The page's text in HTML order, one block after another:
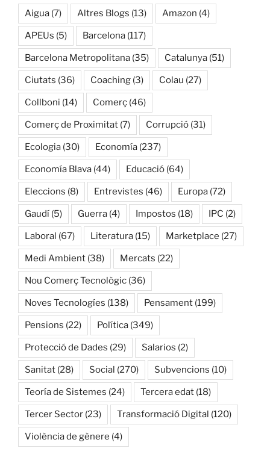
Aigua (7) Altres Blogs (13) Amazon (4)
APEUs (5) Barcelona (117)
Barcelona Metropolitana (35) Catalunya (51)
Ciutats (36) Coaching (3) Colau (27)
Collboni (14) Comerç (46)
Comerç de Proximitat (7) Corrupció (31)
Ecologia (30) Economía (237)
Economía Blava (44) Educació (64)
Eleccions (8) Entrevistes (46) Europa (72)
Gaudí (5) Guerra (4) Impostos (18) IPC (2)
Laboral (67) Literatura (15) Marketplace (27)
Medi Ambient (38) Mercats (22)
Nou Comerç Tecnològic (36)
Noves Tecnologíes (138) Pensament (199)
Pensions (22) Política (349)
Protecció de Dades (29) Salarios (2)
Sanitat (28) Social (270) Subvencions (10)
Teoría de Sistemes (24) Tercera edat (18)
Tercer Sector (23) Transformació Digital (120)
Violència de gènere (4)